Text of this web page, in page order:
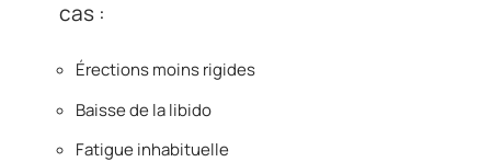
cas :
Érections moins rigides
Baisse de la libido
Fatigue inhabituelle